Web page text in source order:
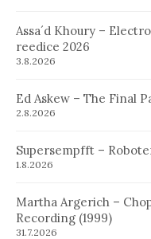
Assa´d Khoury –
reedice 2026
3.8.2026
Ed Askew – The Final
2.8.2026
Supersempfft –
1.8.2026
Martha Argerich –
Recording (1999)
31.7.2026